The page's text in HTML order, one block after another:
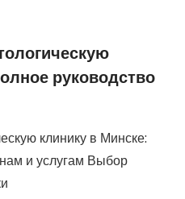
руководство
клинику в Минске:
и услугам Выбор